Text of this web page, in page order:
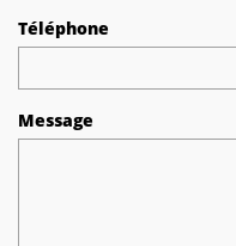
Téléphone
Message